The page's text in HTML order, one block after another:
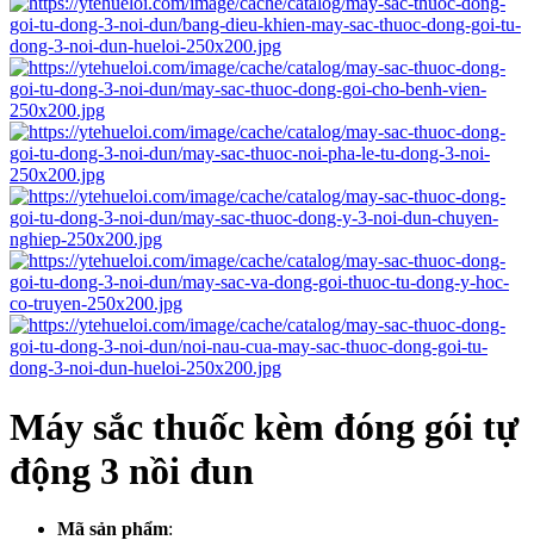
Máy sắc thuốc kèm đóng gói tự
động 3 nồi đun
Mã sản phẩm: